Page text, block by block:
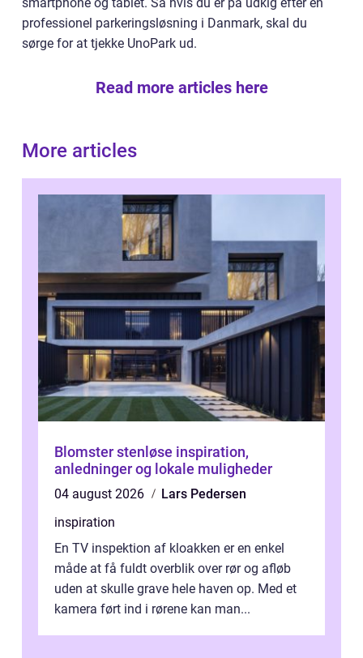
professionel parkeringsløsning i Danmark, skal du
sørge for at tjekke UnoPark ud.
Read more articles here
More articles
Blomster stenløse inspiration,
anledninger og lokale muligheder
04 august 2026
Lars Pedersen
inspiration
En TV inspektion af kloakken er en enkel
måde at få fuldt overblik over rør og afløb
uden at skulle grave hele haven op. Med et
kamera ført ind i rørene kan man...